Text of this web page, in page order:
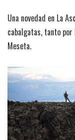
Una novedad en La
cabalgatas, tanto
Meseta.